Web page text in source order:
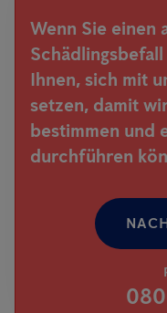
Wenn Sie einen
Ihnen, sich mit
setzen, damit
bestimmen und
durchführen